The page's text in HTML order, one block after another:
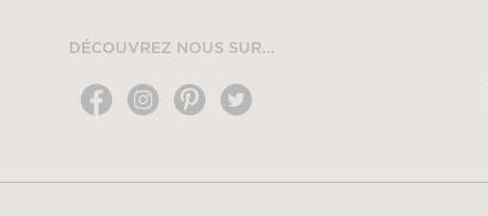
DÉCOUVREZ NOUS SUR...